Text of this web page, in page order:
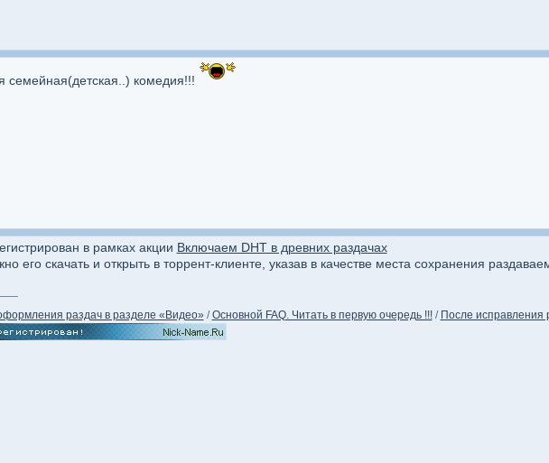
семейная(детская..) комедия!!!
в рамках акции Включаем DHT в древних раздачах
его скачать и открыть в торрент-клиенте, указав в качестве места сохранения
раздач в разделе «Видео» /Основной FAQ. Читать в первую очередь !!!/ После исправления